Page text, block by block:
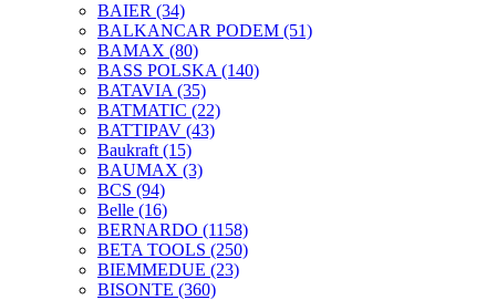
BAIER (34)
BALKANCAR PODEM (51)
BAMAX (80)
BASS POLSKA (140)
BATAVIA (35)
BATMATIC (22)
BATTIPAV (43)
Baukraft (15)
BAUMAX (3)
BCS (94)
Belle (16)
BERNARDO (1158)
BETA TOOLS (250)
BIEMMEDUE (23)
BISONTE (360)